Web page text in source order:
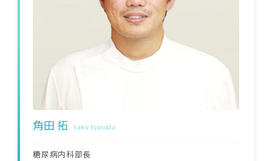
角田 拓 taku tsunoda
糖尿病内科部長